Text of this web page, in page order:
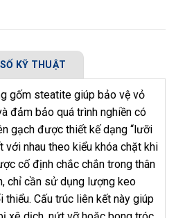
KỸ THUẬT
gốm steatite giúp bảo vệ vỏ
đảm bảo quá trình nghiền có
gạch được thiết kế dạng “lưỡi
với nhau theo kiểu khóa chặt khi
cố định chắc chắn trong thân
chỉ cần sử dụng lượng keo
thiểu. Cấu trúc liên kết này giúp